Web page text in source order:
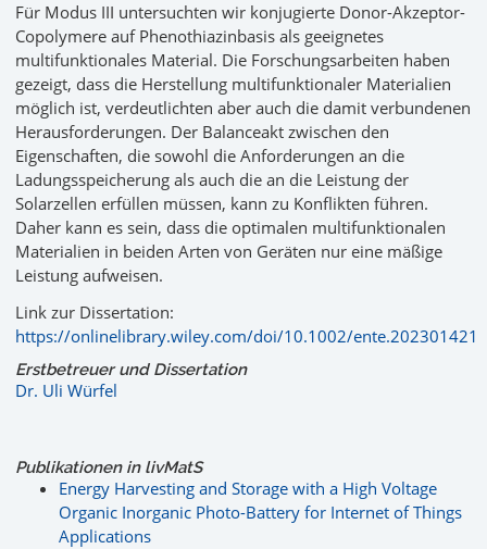
Für Modus III untersuchten wir konjugierte Donor-Akzeptor-
Copolymere auf Phenothiazinbasis als geeignetes
multifunktionales Material. Die Forschungsarbeiten haben
gezeigt, dass die Herstellung multifunktionaler Materialien
möglich ist, verdeutlichten aber auch die damit verbundenen
Herausforderungen. Der Balanceakt zwischen den
Eigenschaften, die sowohl die Anforderungen an die
Ladungsspeicherung als auch die an die Leistung der
Solarzellen erfüllen müssen, kann zu Konflikten führen.
Daher kann es sein, dass die optimalen multifunktionalen
Materialien in beiden Arten von Geräten nur eine mäßige
Leistung aufweisen.
Link zur Dissertation:
https://onlinelibrary.wiley.com/doi/10.1002/ente.202301421
Erstbetreuer und Dissertation
Dr. Uli Würfel
Publikationen in livMatS
Energy Harvesting and Storage with a High Voltage
Organic Inorganic Photo-Battery for Internet of Things
Applications